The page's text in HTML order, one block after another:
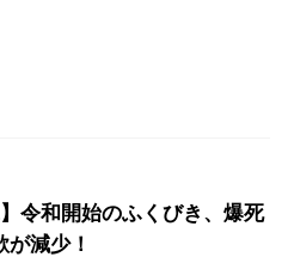
】令和開始のふくびき、爆死
減少！